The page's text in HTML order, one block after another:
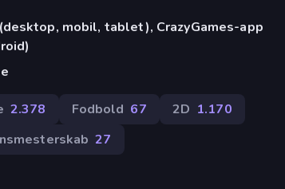
mobil, tablet), CrazyGames-app
2.378 Fodbold 67 2D 1.170
27